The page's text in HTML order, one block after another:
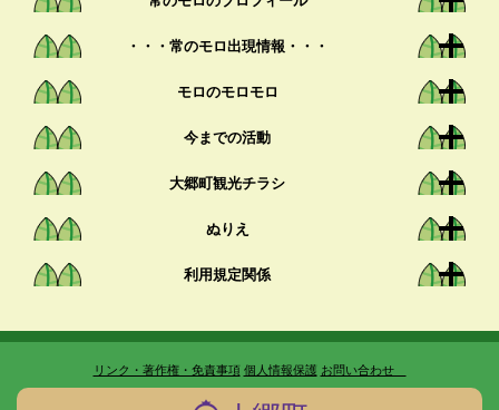
・・・常のモロ出現情報・・・
モロのモロモロ
今までの活動
大郷町観光チラシ
ぬりえ
利用規定関係
リンク・著作権・免責事項 個人情報保護 お問い合わせ